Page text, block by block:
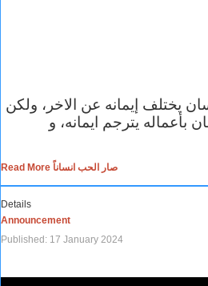
يختلف إيمانه عن الاخر، ولكن
بأعماله يترجم ايمانه، و
Read More صار الحب انساناً
Details
Announcement
Published: 17 January 2024